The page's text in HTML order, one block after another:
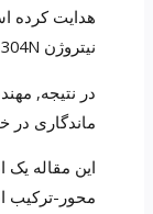
نیتروژن 304N.
در نتیجه,
ماندگاری در
این مقاله یک
محور-ترکیب